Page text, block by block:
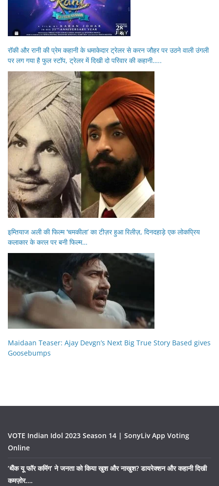
रॉकी और रानी की प्रेम कहानी के धमाकेदार ट्रेलर से करन जौहर पर उठने वाली उंगली
पर लग गया है फुल स्टॉप, ट्रेलर में दिखी दो परिवार की कहानी…..
इम्तियाज अली की फिल्म ‘चमकीला’ का टीज़र हुआ रिलीज़, दिनदहाड़े एक लोकप्रिय
कलाकार के कत्ल पर बनी फिल्म…
Maidaan Teaser: Ajay Devgn’s Next Big True Story Based gives
Goosebumps
VOTE Indian Idol 2023 Season 14 | SonyLiv App Voting
Online
‘थैंक यू फॉर कमिंग’ ने जनता को किया खुश और नाखुश? डायरेक्शन और कहानी दिखी
कमज़ोर….